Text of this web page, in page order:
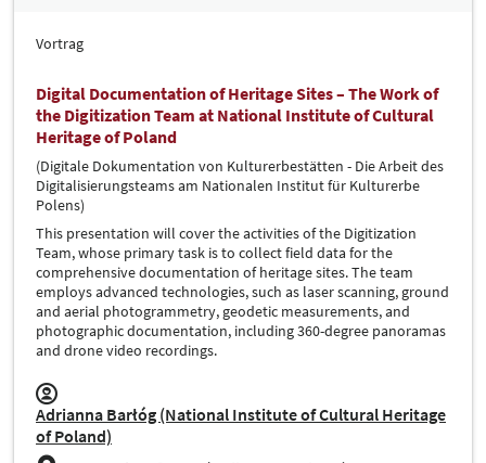
Vortrag
Digital Documentation of Heritage Sites – The Work of
the Digitization Team at National Institute of Cultural
Heritage of Poland
(Digitale Dokumentation von Kulturerbestätten - Die Arbeit des
Digitalisierungsteams am Nationalen Institut für Kulturerbe
Polens)
This presentation will cover the activities of the Digitization
Team, whose primary task is to collect field data for the
comprehensive documentation of heritage sites. The team
employs advanced technologies, such as laser scanning, ground
and aerial photogrammetry, geodetic measurements, and
photographic documentation, including 360-degree panoramas
and drone video recordings.
Adrianna Barłóg (National Institute of Cultural Heritage
of Poland)